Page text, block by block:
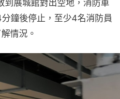
到展城館對出空地，消防車
鐘後停止，至少4名消防員
情況。